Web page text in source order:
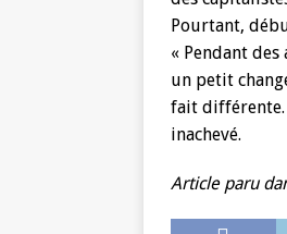
Pourtant,
« Pendant
un petit
fait différente.
inachevé.
Article paru d